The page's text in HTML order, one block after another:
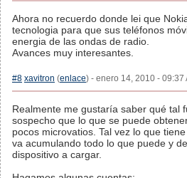
Ahora no recuerdo donde lei que
tecnologia para que sus teléfonos
energia de las ondas de radio.
Avances muy interesantes.
#8 xavitron (enlace) - enero 14, 2010 - 09:37
Realmente me gustaría saber qué tal
sospecho que lo que se puede
pocos microvatios. Tal vez lo que
va acumulando todo lo que puede y
dispositivo a cargar.